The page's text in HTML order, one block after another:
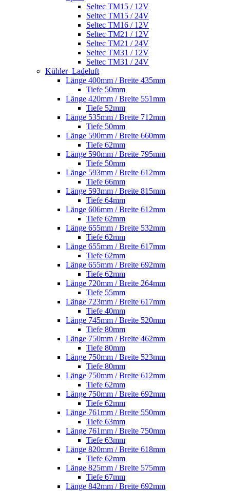
Seltec TM15 / 12V
Seltec TM15 / 24V
Seltec TM16 / 12V
Seltec TM21 / 12V
Seltec TM21 / 24V
Seltec TM31 / 12V
Seltec TM31 / 24V
Kühler_Ladeluft
Länge 400mm / Breite 435mm
Tiefe 50mm
Länge 420mm / Breite 551mm
Tiefe 52mm
Länge 535mm / Breite 712mm
Tiefe 50mm
Länge 590mm / Breite 660mm
Tiefe 62mm
Länge 590mm / Breite 795mm
Tiefe 50mm
Länge 593mm / Breite 612mm
Tiefe 66mm
Länge 593mm / Breite 815mm
Tiefe 64mm
Länge 606mm / Breite 612mm
Tiefe 62mm
Länge 655mm / Breite 532mm
Tiefe 62mm
Länge 655mm / Breite 617mm
Tiefe 62mm
Länge 655mm / Breite 692mm
Tiefe 62mm
Länge 720mm / Breite 264mm
Tiefe 55mm
Länge 723mm / Breite 617mm
Tiefe 40mm
Länge 745mm / Breite 520mm
Tiefe 80mm
Länge 750mm / Breite 462mm
Tiefe 80mm
Länge 750mm / Breite 523mm
Tiefe 80mm
Länge 750mm / Breite 612mm
Tiefe 62mm
Länge 750mm / Breite 692mm
Tiefe 62mm
Länge 761mm / Breite 550mm
Tiefe 63mm
Länge 761mm / Breite 750mm
Tiefe 63mm
Länge 820mm / Breite 618mm
Tiefe 62mm
Länge 825mm / Breite 575mm
Tiefe 67mm
Länge 842mm / Breite 692mm